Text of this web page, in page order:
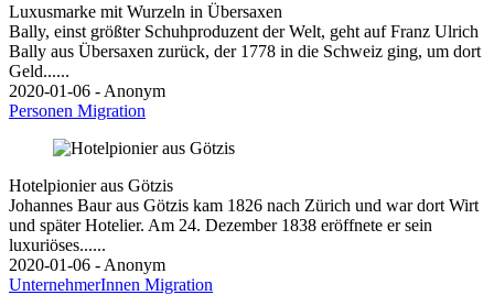
Luxusmarke mit Wurzeln in Übersaxen
Bally, einst größter Schuhproduzent der Welt, geht auf Franz Ulrich
Bally aus Übersaxen zurück, der 1778 in die Schweiz ging, um dort
Geld......
2020-01-06 - Anonym
Personen Migration
Hotelpionier aus Götzis
Johannes Baur aus Götzis kam 1826 nach Zürich und war dort Wirt
und später Hotelier. Am 24. Dezember 1838 eröffnete er sein
luxuriöses......
2020-01-06 - Anonym
UnternehmerInnen Migration